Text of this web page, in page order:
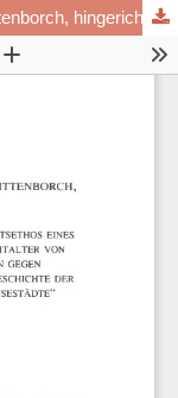
Der Lübecker Bürgermeister Johan Wittenborch, hingerichtet 1363